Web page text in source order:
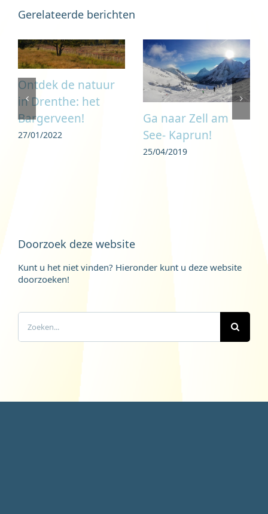
Gerelateerde berichten
Ontdek de natuur
in Drenthe: het
Bargerveen!
27/01/2022
Ga naar Zell am
See- Kaprun!
25/04/2019
Doorzoek deze website
Kunt u het niet vinden? Hieronder kunt u deze website
doorzoeken!
Zoeken
naar: